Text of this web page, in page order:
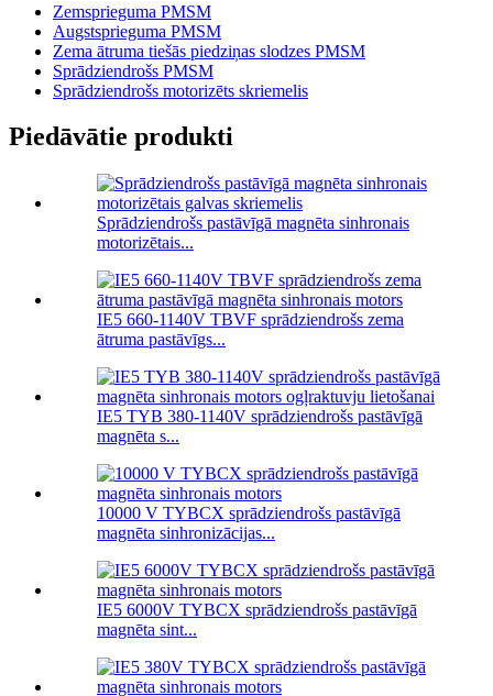
Zemsprieguma PMSM
Augstsprieguma PMSM
Zema ātruma tiešās piedziņas slodzes PMSM
Sprādziendrošs PMSM
Sprādziendrošs motorizēts skriemelis
Piedāvātie produkti
Sprādziendrošs pastāvīgā magnēta sinhronais
motorizētais...
IE5 660-1140V TBVF sprādziendrošs zema
ātruma pastāvīgs...
IE5 TYB 380-1140V sprādziendrošs pastāvīgā
magnēta s...
10000 V TYBCX sprādziendrošs pastāvīgā
magnēta sinhronizācijas...
IE5 6000V TYBCX sprādziendrošs pastāvīgā
magnēta sint...